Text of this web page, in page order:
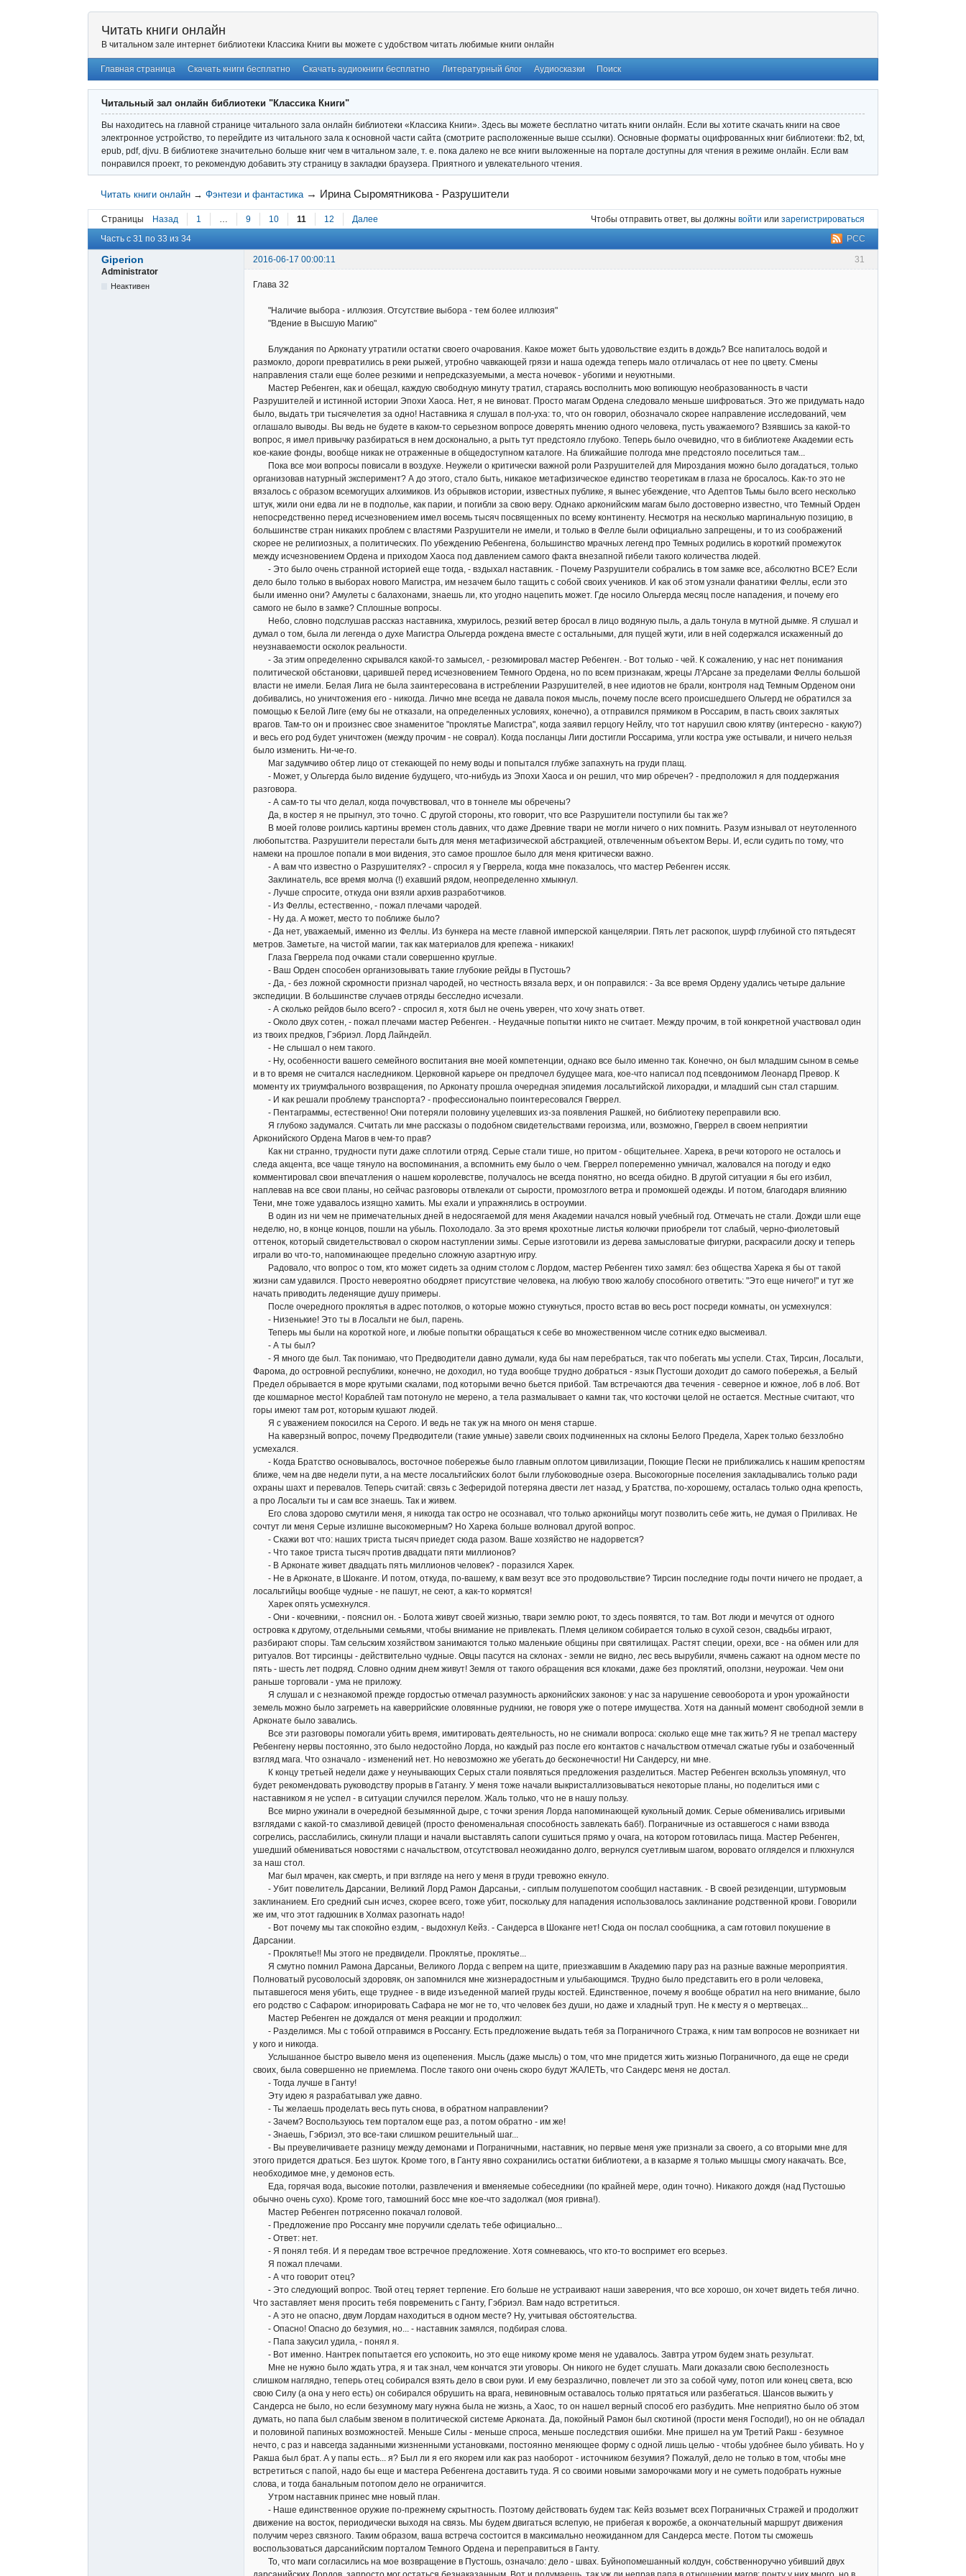
Читать книги онлайн
В читальном зале интернет библиотеки Классика Книги вы можете с удобством читать любимые книги онлайн
Главная страница Скачать книги бесплатно Скачать аудиокниги бесплатно Литературный блог Аудиосказки Поиск
Читальный зал онлайн библиотеки "Классика Книги"
Вы находитесь на главной странице читального зала онлайн библиотеки «Классика Книги». Здесь вы можете бесплатно читать книги онлайн. Если вы хотите скачать книги на свое
электронное устройство, то перейдите из читального зала к основной части сайта (смотрите расположенные выше ссылки). Основные форматы оцифрованных книг библиотеки: fb2, txt,
epub, pdf, djvu. В библиотеке значительно больше книг чем в читальном зале, т. е. пока далеко не все книги выложенные на портале доступны для чтения в режиме онлайн. Если вам
понравился проект, то рекомендую добавить эту страницу в закладки браузера. Приятного и увлекательного чтения.
Читать книги онлайн →Фэнтези и фантастика → Ирина Сыромятникова - Разрушители
Страницы Назад 1 … 9 10 11 12 Далее Чтобы отправить ответ, вы должны войти или зарегистрироваться
РСС
Часть с 31 по 33 из 34
31
Giperion
2016-06-17 00:00:11
Administrator
Неактивен Глава 32
"Наличие выбора - иллюзия. Отсутствие выбора - тем более иллюзия"
"Вдение в Высшую Магию"
Блуждания по Арконату утратили остатки своего очарования. Какое может быть удовольствие ездить в дождь? Все напиталось водой и
размокло, дороги превратились в реки рыжей, утробно чавкающей грязи и наша одежда теперь мало отличалась от нее по цвету. Смены
направления стали еще более резкими и непредсказуемыми, а места ночевок - убогими и неуютными.
Мастер Ребенген, как и обещал, каждую свободную минуту тратил, стараясь восполнить мою вопиющую необразованность в части
Разрушителей и истинной истории Эпохи Хаоса. Нет, я не виноват. Просто магам Ордена следовало меньше шифроваться. Это же придумать надо
было, выдать три тысячелетия за одно! Наставника я слушал в пол-уха: то, что он говорил, обозначало скорее направление исследований, чем
оглашало выводы. Вы ведь не будете в каком-то серьезном вопросе доверять мнению одного человека, пусть уважаемого? Взявшись за какой-то
вопрос, я имел привычку разбираться в нем досконально, а рыть тут предстояло глубоко. Теперь было очевидно, что в библиотеке Академии есть
кое-какие фонды, вообще никак не отраженные в общедоступном каталоге. На ближайшие полгода мне предстояло поселиться там...
Пока все мои вопросы повисали в воздухе. Неужели о критически важной роли Разрушителей для Мироздания можно было догадаться, только
организовав натурный эксперимент? А до этого, стало быть, никакое метафизическое единство теоретикам в глаза не бросалось. Как-то это не
вязалось с образом всемогущих алхимиков. Из обрывков истории, известных публике, я вынес убеждение, что Адептов Тьмы было всего несколько
штук, жили они едва ли не в подполье, как парии, и погибли за свою веру. Однако арконийским магам было достоверно известно, что Темный Орден
непосредственно перед исчезновением имел восемь тысяч посвященных по всему континенту. Несмотря на несколько маргинальную позицию, в
большинстве стран никаких проблем с властями Разрушители не имели, и только в Фелле были официально запрещены, и то из соображений
скорее не религиозных, а политических. По убеждению Ребенгена, большинство мрачных легенд про Темных родились в короткий промежуток
между исчезновением Ордена и приходом Хаоса под давлением самого факта внезапной гибели такого количества людей.
- Это было очень странной историей еще тогда, - вздыхал наставник. - Почему Разрушители собрались в том замке все, абсолютно ВСЕ? Если
дело было только в выборах нового Магистра, им незачем было тащить с собой своих учеников. И как об этом узнали фанатики Феллы, если это
были именно они? Амулеты с балахонами, знаешь ли, кто угодно нацепить может. Где носило Ольгерда месяц после нападения, и почему его
самого не было в замке? Сплошные вопросы.
Небо, словно подслушав рассказ наставника, хмурилось, резкий ветер бросал в лицо водяную пыль, а даль тонула в мутной дымке. Я слушал и
думал о том, была ли легенда о духе Магистра Ольгерда рождена вместе с остальными, для пущей жути, или в ней содержался искаженный до
неузнаваемости осколок реальности.
- За этим определенно скрывался какой-то замысел, - резюмировал мастер Ребенген. - Вот только - чей. К сожалению, у нас нет понимания
политической обстановки, царившей перед исчезновением Темного Ордена, но по всем признакам, жрецы Л'Арсане за пределами Феллы большой
власти не имели. Белая Лига не была заинтересована в истреблении Разрушителей, в нее идиотов не брали, контроля над Темным Орденом они
добивались, но уничтожения его - никогда. Лично мне всегда не давала покоя мысль, почему после всего происшедшего Ольгерд не обратился за
помощью к Белой Лиге (ему бы не отказали, на определенных условиях, конечно), а отправился прямиком в Россарим, в пасть своих заклятых
врагов. Там-то он и произнес свое знаменитое "проклятье Магистра", когда заявил герцогу Нейлу, что тот нарушил свою клятву (интересно - какую?)
и весь его род будет уничтожен (между прочим - не соврал). Когда посланцы Лиги достигли Россарима, угли костра уже остывали, и ничего нельзя
было изменить. Ни-че-го.
Маг задумчиво обтер лицо от стекающей по нему воды и попытался глубже запахнуть на груди плащ.
- Может, у Ольгерда было видение будущего, что-нибудь из Эпохи Хаоса и он решил, что мир обречен? - предположил я для поддержания
разговора.
- А сам-то ты что делал, когда почувствовал, что в тоннеле мы обречены?
Да, в костер я не прыгнул, это точно. С другой стороны, кто говорит, что все Разрушители поступили бы так же?
В моей голове роились картины времен столь давних, что даже Древние твари не могли ничего о них помнить. Разум изнывал от неутоленного
любопытства. Разрушители перестали быть для меня метафизической абстракцией, отвлеченным объектом Веры. И, если судить по тому, что
намеки на прошлое попали в мои видения, это самое прошлое было для меня критически важно.
- А вам что известно о Разрушителях? - спросил я у Гверрела, когда мне показалось, что мастер Ребенген иссяк.
Заклинатель, все время молча (!) ехавший рядом, неопределенно хмыкнул.
- Лучше спросите, откуда они взяли архив разработчиков.
- Из Феллы, естественно, - пожал плечами чародей.
- Ну да. А может, место то поближе было?
- Да нет, уважаемый, именно из Феллы. Из бункера на месте главной имперской канцелярии. Пять лет раскопок, шурф глубиной сто пятьдесят
метров. Заметьте, на чистой магии, так как материалов для крепежа - никаких!
Глаза Гверрела под очками стали совершенно круглые.
- Ваш Орден способен организовывать такие глубокие рейды в Пустошь?
- Да, - без ложной скромности признал чародей, но честность вязала верх, и он поправился: - За все время Ордену удались четыре дальние
экспедиции. В большинстве случаев отряды бесследно исчезали.
- А сколько рейдов было всего? - спросил я, хотя был не очень уверен, что хочу знать ответ.
- Около двух сотен, - пожал плечами мастер Ребенген. - Неудачные попытки никто не считает. Между прочим, в той конкретной участвовал один
из твоих предков, Гэбриэл. Лорд Лайндейл.
- Не слышал о нем такого.
- Ну, особенности вашего семейного воспитания вне моей компетенции, однако все было именно так. Конечно, он был младшим сыном в семье
и в то время не считался наследником. Церковной карьере он предпочел будущее мага, кое-что написал под псевдонимом Леонард Превор. К
моменту их триумфального возвращения, по Арконату прошла очередная эпидемия лосальтийской лихорадки, и младший сын стал старшим.
- И как решали проблему транспорта? - профессионально поинтересовался Гверрел.
- Пентаграммы, естественно! Они потеряли половину уцелевших из-за появления Рашкей, но библиотеку переправили всю.
Я глубоко задумался. Считать ли мне рассказы о подобном свидетельствами героизма, или, возможно, Гверрел в своем неприятии
Арконийского Ордена Магов в чем-то прав?
Как ни странно, трудности пути даже сплотили отряд. Серые стали тише, но притом - общительнее. Харека, в речи которого не осталось и
следа акцента, все чаще тянуло на воспоминания, а вспомнить ему было о чем. Гверрел попеременно умничал, жаловался на погоду и едко
комментировал свои впечатления о нашем королевстве, получалось не всегда понятно, но всегда обидно. В другой ситуации я бы его избил,
наплевав на все свои планы, но сейчас разговоры отвлекали от сырости, промозглого ветра и промокшей одежды. И потом, благодаря влиянию
Тени, мне тоже удавалось изящно хамить. Мы ехали и упражнялись в остроумии.
В один из ни чем не примечательных дней в недосягаемой для меня Академии начался новый учебный год. Отмечать не стали. Дожди шли еще
неделю, но, в конце концов, пошли на убыль. Похолодало. За это время крохотные листья колючки приобрели тот слабый, черно-фиолетовый
оттенок, который свидетельствовал о скором наступлении зимы. Серые изготовили из дерева замысловатые фигурки, раскрасили доску и теперь
играли во что-то, напоминающее предельно сложную азартную игру.
Радовало, что вопрос о том, кто может сидеть за одним столом с Лордом, мастер Ребенген тихо замял: без общества Харека я бы от такой
жизни сам удавился. Просто невероятно ободряет присутствие человека, на любую твою жалобу способного ответить: "Это еще ничего!" и тут же
начать приводить леденящие душу примеры.
После очередного проклятья в адрес потолков, о которые можно стукнуться, просто встав во весь рост посреди комнаты, он усмехнулся:
- Низенькие! Это ты в Лосальти не был, парень.
Теперь мы были на короткой ноге, и любые попытки обращаться к себе во множественном числе сотник едко высмеивал.
- А ты был?
- Я много где был. Так понимаю, что Предводители давно думали, куда бы нам перебраться, так что побегать мы успели. Стах, Тирсин, Лосальти,
Фарома, до островной республики, конечно, не доходил, но туда вообще трудно добраться - язык Пустоши доходит до самого побережья, а Белый
Предел обрывается в море крутыми скалами, под которыми вечно бьется прибой. Там встречаются два течения - северное и южное, лоб в лоб. Вот
где кошмарное место! Кораблей там потонуло не мерено, а тела размалывает о камни так, что косточки целой не остается. Местные считают, что
горы имеют там рот, которым кушают людей.
Я с уважением покосился на Серого. И ведь не так уж на много он меня старше.
На каверзный вопрос, почему Предводители (такие умные) завели своих подчиненных на склоны Белого Предела, Харек только беззлобно
усмехался.
- Когда Братство основывалось, восточное побережье было главным оплотом цивилизации, Поющие Пески не приближались к нашим крепостям
ближе, чем на две недели пути, а на месте лосальтийских болот были глубоководные озера. Высокогорные поселения закладывались только ради
охраны шахт и перевалов. Теперь считай: связь с Зеферидой потеряна двести лет назад, у Братства, по-хорошему, осталась только одна крепость,
а про Лосальти ты и сам все знаешь. Так и живем.
Его слова здорово смутили меня, я никогда так остро не осознавал, что только арконийцы могут позволить себе жить, не думая о Приливах. Не
сочтут ли меня Серые излишне высокомерным? Но Харека больше волновал другой вопрос.
- Скажи вот что: наших триста тысяч приедет сюда разом. Ваше хозяйство не надорвется?
- Что такое триста тысяч против двадцати пяти миллионов?
- В Арконате живет двадцать пять миллионов человек? - поразился Харек.
- Не в Арконате, в Шоканге. И потом, откуда, по-вашему, к вам везут все это продовольствие? Тирсин последние годы почти ничего не продает, а
лосальтийцы вообще чудные - не пашут, не сеют, а как-то кормятся!
Харек опять усмехнулся.
- Они - кочевники, - пояснил он. - Болота живут своей жизнью, твари землю роют, то здесь появятся, то там. Вот люди и мечутся от одного
островка к другому, отдельными семьями, чтобы внимание не привлекать. Племя целиком собирается только в сухой сезон, свадьбы играют,
разбирают споры. Там сельским хозяйством занимаются только маленькие общины при святилищах. Растят специи, орехи, все - на обмен или для
ритуалов. Вот тирсинцы - действительно чудные. Овцы пасутся на склонах - земли не видно, лес весь вырубили, ячмень сажают на одном месте по
пять - шесть лет подряд. Словно одним днем живут! Земля от такого обращения вся клоками, даже без проклятий, оползни, неурожаи. Чем они
раньше торговали - ума не приложу.
Я слушал и с незнакомой прежде гордостью отмечал разумность арконийских законов: у нас за нарушение севооборота и урон урожайности
земель можно было загреметь на каверрийские оловянные рудники, не говоря уже о потере имущества. Хотя на данный момент свободной земли в
Арконате было завались.
Все эти разговоры помогали убить время, имитировать деятельность, но не снимали вопроса: сколько еще мне так жить? Я не трепал мастеру
Ребенгену нервы постоянно, это было недостойно Лорда, но каждый раз после его контактов с начальством отмечал сжатые губы и озабоченный
взгляд мага. Что означало - изменений нет. Но невозможно же убегать до бесконечности! Ни Сандерсу, ни мне.
К концу третьей недели даже у неунывающих Серых стали появляться предложения разделиться. Мастер Ребенген вскользь упомянул, что
будет рекомендовать руководству прорыв в Гатангу. У меня тоже начали выкристаллизовываться некоторые планы, но поделиться ими с
наставником я не успел - в ситуации случился перелом. Жаль только, что не в нашу пользу.
Все мирно ужинали в очередной безымянной дыре, с точки зрения Лорда напоминающей кукольный домик. Серые обменивались игривыми
взглядами с какой-то смазливой девицей (просто феноменальная способность завлекать баб!). Пограничные из оставшегося с нами взвода
согрелись, расслабились, скинули плащи и начали выставлять сапоги сушиться прямо у очага, на котором готовилась пища. Мастер Ребенген,
ушедший обмениваться новостями с начальством, отсутствовал неожиданно долго, вернулся суетливым шагом, воровато огляделся и плюхнулся
за наш стол.
Маг был мрачен, как смерть, и при взгляде на него у меня в груди тревожно екнуло.
- Убит повелитель Дарсании, Великий Лорд Рамон Дарсаньи, - сиплым полушепотом сообщил наставник. - В своей резиденции, штурмовым
заклинанием. Его средний сын исчез, скорее всего, тоже убит, поскольку для нападения использовалось заклинание родственной крови. Говорили
же им, что этот гадюшник в Холмах разогнать надо!
- Вот почему мы так спокойно ездим, - выдохнул Кейз. - Сандерса в Шоканге нет! Сюда он послал сообщника, а сам готовил покушение в
Дарсании.
- Проклятье!! Мы этого не предвидели. Проклятье, проклятье...
Я смутно помнил Рамона Дарсаньи, Великого Лорда с вепрем на щите, приезжавшим в Академию пару раз на разные важные мероприятия.
Полноватый русоволосый здоровяк, он запомнился мне жизнерадостным и улыбающимся. Трудно было представить его в роли человека,
пытавшегося меня убить, еще труднее - в виде изъеденной магией груды костей. Единственное, почему я вообще обратил на него внимание, было
его родство с Сафаром: игнорировать Сафара не мог не то, что человек без души, но даже и хладный труп. Не к месту я о мертвецах...
Мастер Ребенген не дождался от меня реакции и продолжил:
- Разделимся. Мы с тобой отправимся в Россангу. Есть предложение выдать тебя за Пограничного Стража, к ним там вопросов не возникает ни
у кого и никогда.
Услышанное быстро вывело меня из оцепенения. Мысль (даже мысль) о том, что мне придется жить жизнью Пограничного, да еще не среди
своих, была совершенно не приемлема. После такого они очень скоро будут ЖАЛЕТЬ, что Сандерс меня не достал.
- Тогда лучше в Ганту!
Эту идею я разрабатывал уже давно.
- Ты желаешь проделать весь путь снова, в обратном направлении?
- Зачем? Воспользуюсь тем порталом еще раз, а потом обратно - им же!
- Знаешь, Гэбриэл, это все-таки слишком решительный шаг...
- Вы преувеличиваете разницу между демонами и Пограничными, наставник, но первые меня уже признали за своего, а со вторыми мне для
этого придется драться. Без шуток. Кроме того, в Ганту явно сохранились остатки библиотеки, а в казарме я только мышцы смогу накачать. Все,
необходимое мне, у демонов есть.
Еда, горячая вода, высокие потолки, развлечения и вменяемые собеседники (по крайней мере, один точно). Никакого дождя (над Пустошью
обычно очень сухо). Кроме того, тамошний босс мне кое-что задолжал (моя гривна!).
Мастер Ребенген потрясенно покачал головой.
- Предложение про Россангу мне поручили сделать тебе официально...
- Ответ: нет.
- Я понял тебя. И я передам твое встречное предложение. Хотя сомневаюсь, что кто-то воспримет его всерьез.
Я пожал плечами.
- А что говорит отец?
- Это следующий вопрос. Твой отец теряет терпение. Его больше не устраивают наши заверения, что все хорошо, он хочет видеть тебя лично.
Что заставляет меня просить тебя повременить с Ганту, Гэбриэл. Вам надо встретиться.
- А это не опасно, двум Лордам находиться в одном месте? Ну, учитывая обстоятельства.
- Опасно! Опасно до безумия, но... - наставник замялся, подбирая слова.
- Папа закусил удила, - понял я.
- Вот именно. Нантрек попытается его успокоить, но это еще никому кроме меня не удавалось. Завтра утром будем знать результат.
Мне не нужно было ждать утра, я и так знал, чем кончатся эти уговоры. Он никого не будет слушать. Маги доказали свою бесполезность
слишком наглядно, теперь отец собирался взять дело в свои руки. И ему безразлично, повлечет ли это за собой чуму, потоп или конец света, всю
свою Силу (а она у него есть) он собирался обрушить на врага, невиновным оставалось только прятаться или разбегаться. Шансов выжить у
Сандерса не было, но если безумному магу нужна была не жизнь, а Хаос, то он нашел верный способ его разбудить. Мне неприятно было об этом
думать, но папа был слабым звеном в политической системе Арконата. Да, покойный Рамон был скотиной (прости меня Господи!), но он не обладал
и половиной папиных возможностей. Меньше Силы - меньше спроса, меньше последствия ошибки. Мне пришел на ум Третий Ракш - безумное
нечто, с раз и навсегда заданными жизненными установками, постоянно меняющее форму с одной лишь целью - чтобы удобнее было убивать. Но у
Ракша был брат. А у папы есть... я? Был ли я его якорем или как раз наоборот - источником безумия? Пожалуй, дело не только в том, чтобы мне
встретиться с папой, надо бы еще и мастера Ребенгена доставить туда. Я со своими новыми заморочками могу и не суметь подобрать нужные
слова, и тогда банальным потопом дело не ограничится.
Утром наставник принес мне новый план.
- Наше единственное оружие по-прежнему скрытность. Поэтому действовать будем так: Кейз возьмет всех Пограничных Стражей и продолжит
движение на восток, периодически выходя на связь. Мы будем двигаться вслепую, не прибегая к ворожбе, а окончательный маршрут движения
получим через связного. Таким образом, ваша встреча состоится в максимально неожиданном для Сандерса месте. Потом ты сможешь
воспользоваться дарсанийским порталом Темного Ордена и переправиться в Ганту.
То, что маги согласились на мое возвращение в Пустошь, означало: дело - швах. Буйнопомешанный колдун, собственноручно убивший двух